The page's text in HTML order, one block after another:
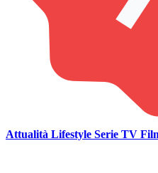
Attualità Lifestyle Serie TV